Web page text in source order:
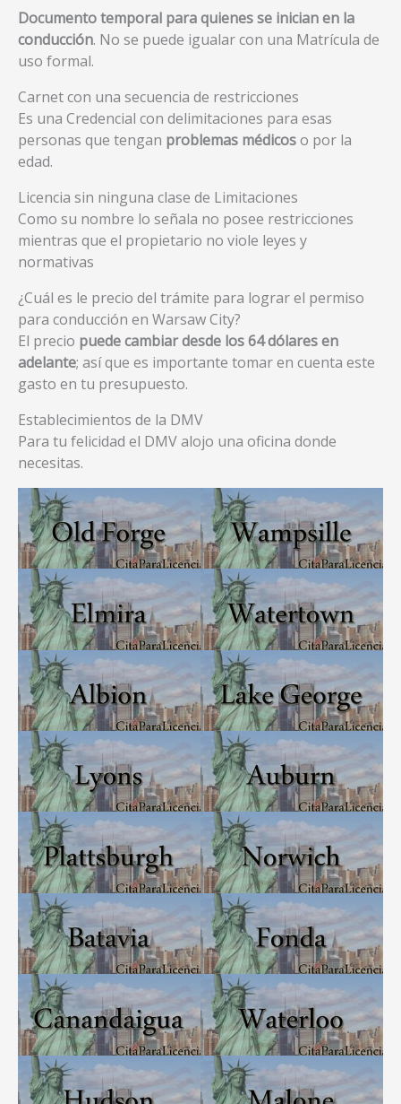
Documento temporal para quienes se inician en la
conducción. No se puede igualar con una Matrícula de
uso formal.
Carnet con una secuencia de restricciones
Es una Credencial con delimitaciones para esas
personas que tengan problemas médicoso por la
edad.
Licencia sin ninguna clase de Limitaciones
Como su nombre lo señala no posee restricciones
mientras que el propietario no viole leyes y
normativas
¿Cuál es le precio del trámite para lograr el permiso
para conducción en Warsaw City?
El precio puede cambiar desde los 64 dólares en
adelante; así que es importante tomar en cuenta este
gasto en tu presupuesto.
Establecimientos de la DMV
Para tu felicidad el DMV alojo una oficina donde
necesitas.